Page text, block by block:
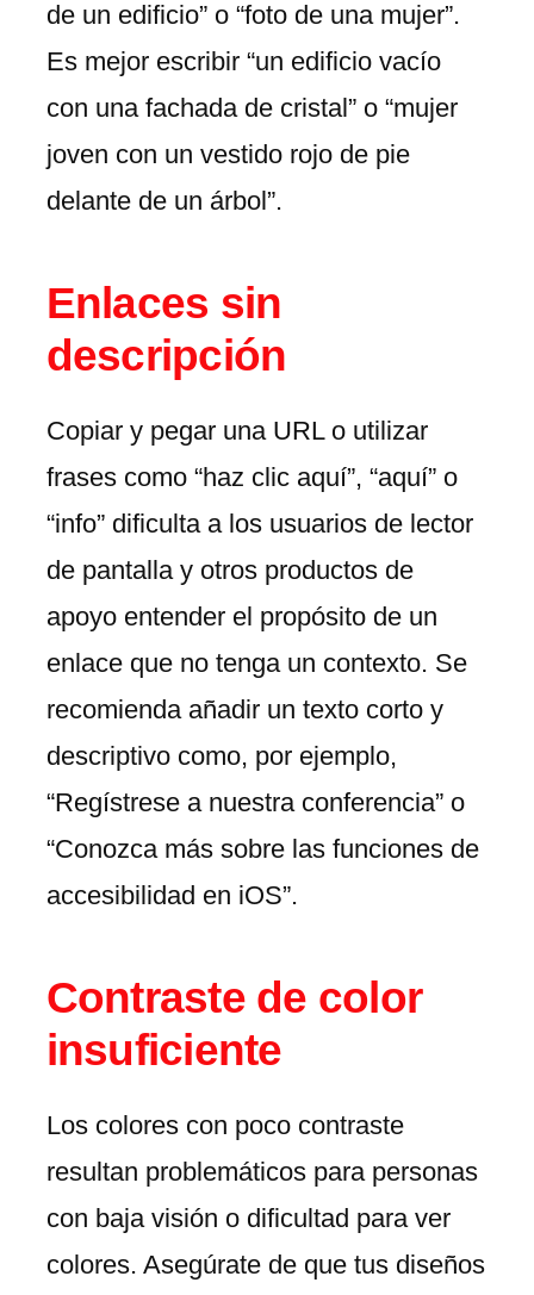
de un edificio” o “foto de una mujer”.
Es mejor escribir “un edificio vacío
con una fachada de cristal” o “mujer
joven con un vestido rojo de pie
delante de un árbol”.
Enlaces sin
descripción
Copiar y pegar una URL o utilizar
frases como “haz clic aquí”, “aquí” o
“info” dificulta a los usuarios de lector
de pantalla y otros productos de
apoyo entender el propósito de un
enlace que no tenga un contexto. Se
recomienda añadir un texto corto y
descriptivo como, por ejemplo,
“Regístrese a nuestra conferencia” o
“Conozca más sobre las funciones de
accesibilidad en iOS”.
Contraste de color
insuficiente
Los colores con poco contraste
resultan problemáticos para personas
con baja visión o dificultad para ver
colores. Asegúrate de que tus diseños